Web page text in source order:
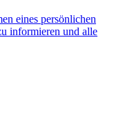
eines persönlichen
informieren und alle